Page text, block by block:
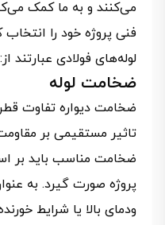
می‌کنند و به ما کمک
فنی پروژه خود را
لوله‌های فولادی عبارتند از:
ضخامت لوله
ضخامت دیواره تفاوت
تاثیر مستقیمی بر
ضخامت مناسب باید بر
پروژه صورت گیرد. به
ودمای بالا یا شرایط